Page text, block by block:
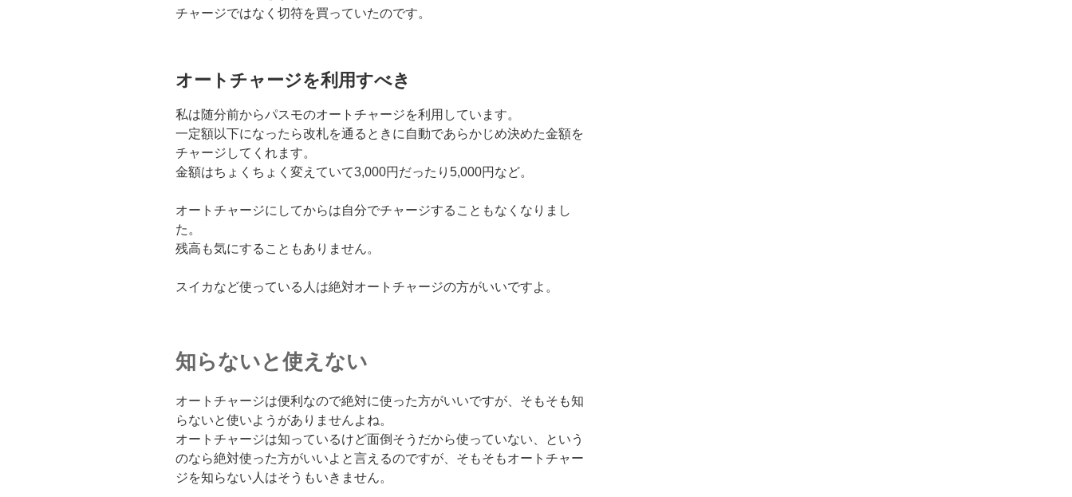
チャージではなく切符を買っていたのです。
オートチャージを利用すべき
私は随分前からパスモのオートチャージを利用しています。
一定額以下になったら改札を通るときに自動であらかじめ決めた金額を
チャージしてくれます。
金額はちょくちょく変えていて3,000円だったり5,000円など。
オートチャージにしてからは自分でチャージすることもなくなりまし
た。
残高も気にすることもありません。
スイカなど使っている人は絶対オートチャージの方がいいですよ。
知らないと使えない
オートチャージは便利なので絶対に使った方がいいですが、そもそも知
らないと使いようがありませんよね。
オートチャージは知っているけど面倒そうだから使っていない、という
のなら絶対使った方がいいよと言えるのですが、そもそもオートチャー
ジを知らない人はそうもいきません。